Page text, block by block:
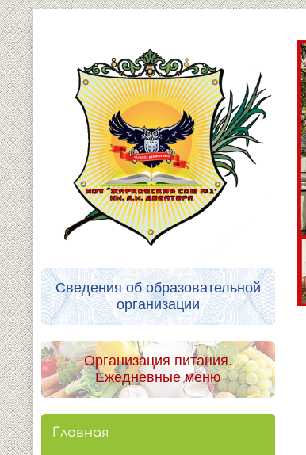
Сведения об образовательной
организации
Организация питания.
Ежедневные меню
Главная